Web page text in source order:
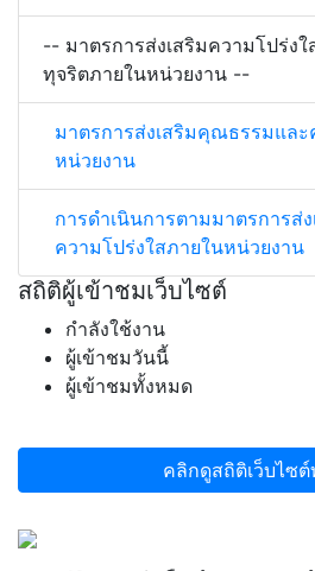
-- มาตรการส่งเสริมความโปร่ง
ทุจริตภายในหน่วยงาน --
มาตรการส่งเสริมคุณธรรมและ
หน่วยงาน
การดำเนินการตามมาตรการส่
ความโปร่งใสภายในหน่วยงาน
สถิติผู้เข้าชมเว็บไซต์
กำลังใช้งาน
ผู้เข้าชมวันนี้
ผู้เข้าชมทั้งหมด
คลิกดูสถิติเว็บไซ